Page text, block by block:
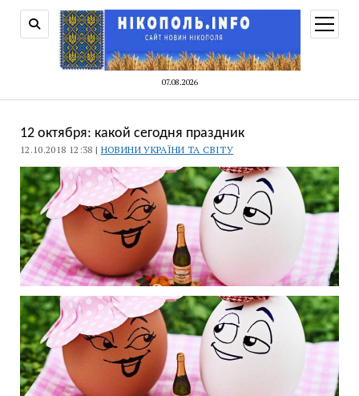
07.08.2026
меню
12 октября: какой сегодня праздник
12.10.2018 12:38 | НОВИНИ УКРАЇНИ ТА СВІТУ